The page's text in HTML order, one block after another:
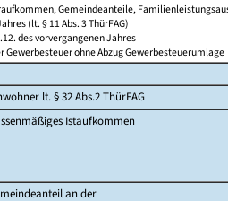
Gemeindeanteile,
(lt. § 11 Abs. 3 ThürFAG)
des vorvergangenen Jahres
Gewerbesteuer ohne Abzug Gewerbesteuerumlage
lt. § 32 Abs.2 ThürFAG
Istaufkommen
an der